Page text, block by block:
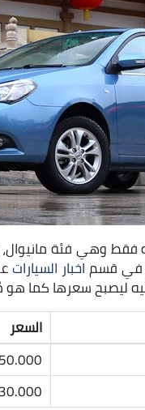
في قسماخبار السيارات
السعر
650.000
730.000